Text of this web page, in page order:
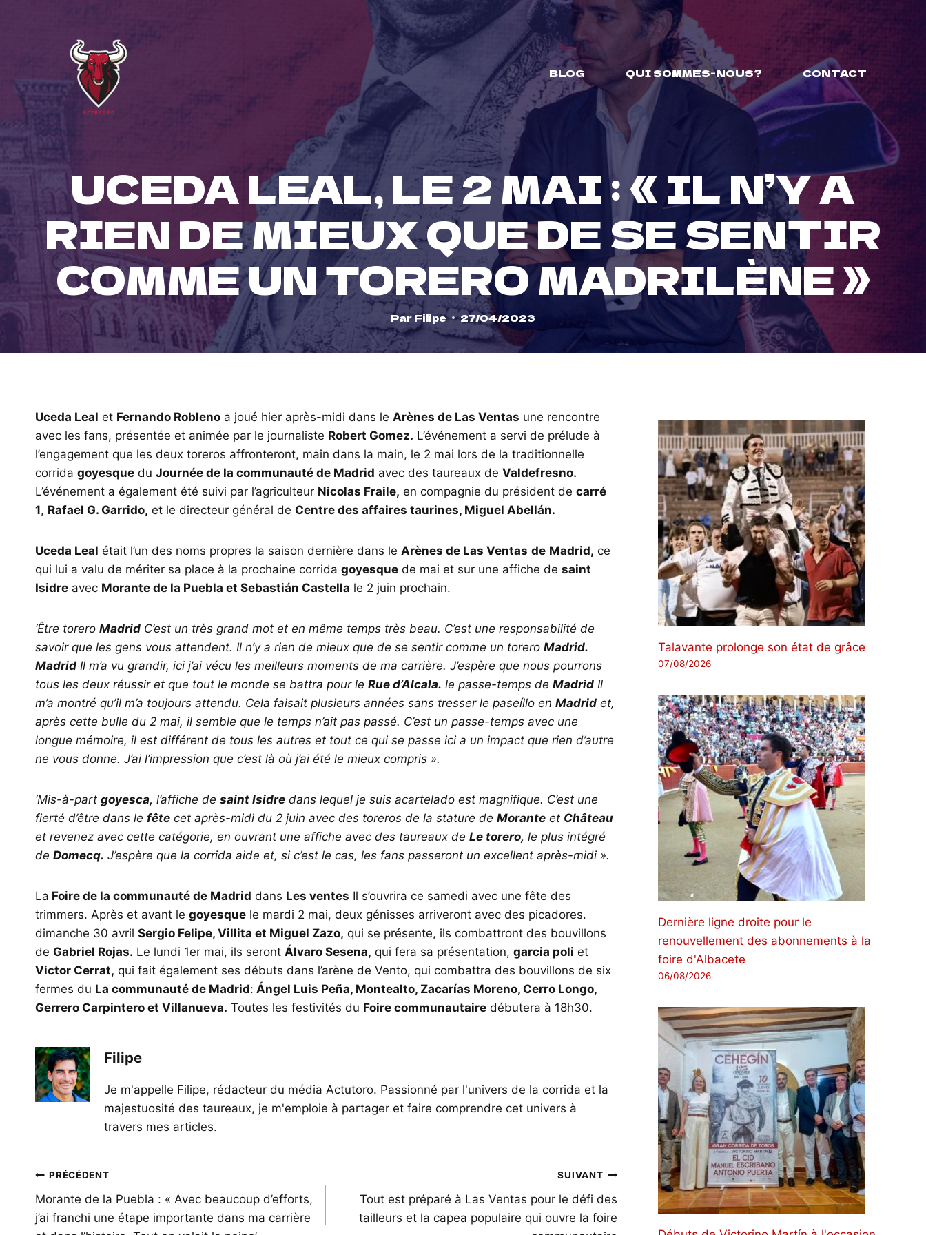
BLOG
QUI SOMMES-NOUS? CONTACT
UCEDA LEAL, LE 2 MAI : « IL N’Y A
RIEN DE MIEUX QUE DE SE SENTIR
COMME UN TORERO MADRILÈNE »
ParFilipe 27/04/2023
Uceda Leal et Fernando Robleno a joué hier après-midi dans le Arènes de Las Ventas une rencontre
avec les fans, présentée et animée par le journaliste Robert Gomez. L’événement a servi de prélude à
l’engagement que les deux toreros affronteront, main dans la main, le 2 mai lors de la traditionnelle
corrida goyesque du Journée de la communauté de Madrid avec des taureaux de Valdefresno.
L’événement a également été suivi par l’agriculteur Nicolas Fraile, en compagnie du président de carré
1, Rafael G. Garrido, et le directeur général de Centre des affaires taurines, Miguel Abellán.
Uceda Leal était l’un des noms propres la saison dernière dans le Arènes de Las Ventas de Madrid, ce
qui lui a valu de mériter sa place à la prochaine corrida goyesque de mai et sur une affiche de saint
Isidre avec Morante de la Puebla et Sebastián Castella le 2 juin prochain.
‘Être torero Madrid C’est un très grand mot et en même temps très beau. C’est une responsabilité de
savoir que les gens vous attendent. Il n’y a rien de mieux que de se sentir comme un torero Madrid.
Madrid Il m’a vu grandir, ici j’ai vécu les meilleurs moments de ma carrière. J’espère que nous pourrons
tous les deux réussir et que tout le monde se battra pour le Rue d’Alcala. le passe-temps de Madrid Il
m’a montré qu’il m’a toujours attendu. Cela faisait plusieurs années sans tresser le paseíllo en Madrid et,
après cette bulle du 2 mai, il semble que le temps n’ait pas passé. C’est un passe-temps avec une
longue mémoire, il est différent de tous les autres et tout ce qui se passe ici a un impact que rien d’autre
ne vous donne. J’ai l’impression que c’est là où j’ai été le mieux compris ».
‘Mis-à-part goyesca, l’affiche de saint Isidre dans lequel je suis acartelado est magnifique. C’est une
fierté d’être dans le fête cet après-midi du 2 juin avec des toreros de la stature de Morante et Château
et revenez avec cette catégorie, en ouvrant une affiche avec des taureaux de Le torero, le plus intégré
de Domecq. J’espère que la corrida aide et, si c’est le cas, les fans passeront un excellent après-midi ».
La Foire de la communauté de Madrid dans Les ventes Il s’ouvrira ce samedi avec une fête des
trimmers. Après et avant le goyesque le mardi 2 mai, deux génisses arriveront avec des picadores.
dimanche 30 avril Sergio Felipe, Villita et Miguel Zazo, qui se présente, ils combattront des bouvillons
de Gabriel Rojas. Le lundi 1er mai, ils seront Álvaro Sesena, qui fera sa présentation, garcia poli et
Victor Cerrat, qui fait également ses débuts dans l’arène de Vento, qui combattra des bouvillons de six
fermes du La communauté de Madrid: Ángel Luis Peña, Montealto, Zacarías Moreno, Cerro Longo,
Gerrero Carpintero et Villanueva. Toutes les festivités du Foire communautaire débutera à 18h30.
Filipe
Je m'appelle Filipe, rédacteur du média Actutoro. Passionné par l'univers de la corrida et la
majestuosité des taureaux, je m'emploie à partager et faire comprendre cet univers à
travers mes articles.
Navigation
de
l’article
PRÉCÉDENT
Morante de la Puebla : « Avec beaucoup d’efforts,
j’ai franchi une étape importante dans ma carrière
SUIVANT
Tout est préparé à Las Ventas pour le défi des
tailleurs et la capea populaire qui ouvre la foire
Talavante prolonge son état de grâce
07/08/2026
Dernière ligne droite pour le
renouvellement des abonnements à la
foire d'Albacete
06/08/2026